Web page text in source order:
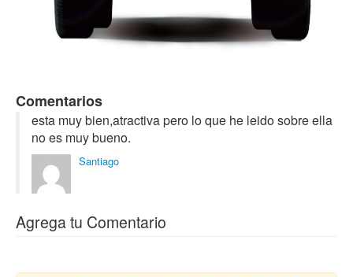
Comentarios
esta muy bien,atractiva pero lo que he leido sobre ella
no es muy bueno.
Santiago
Agrega tu Comentario